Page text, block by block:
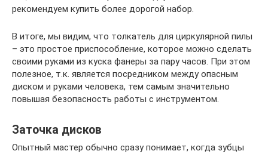
рекомендуем купить более дорогой набор.
В итоге, мы видим, что толкатель для циркулярной пилы
– это простое приспособление, которое можно сделать
своими руками из куска фанеры за пару часов. При этом
полезное, т.к. является посредником между опасным
диском и руками человека, тем самым значительно
повышая безопасность работы с инструментом.
Заточка дисков
Опытный мастер обычно сразу понимает, когда зубцы